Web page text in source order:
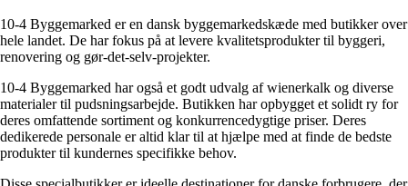
10-4 Byggemarked er en dansk byggemarkedskæde med butikker over
hele landet. De har fokus på at levere kvalitetsprodukter til byggeri,
renovering og gør-det-selv-projekter.
10-4 Byggemarked har også et godt udvalg af wienerkalk og diverse
materialer til pudsningsarbejde. Butikken har opbygget et solidt ry for
deres omfattende sortiment og konkurrencedygtige priser. Deres
dedikerede personale er altid klar til at hjælpe med at finde de bedste
produkter til kundernes specifikke behov.